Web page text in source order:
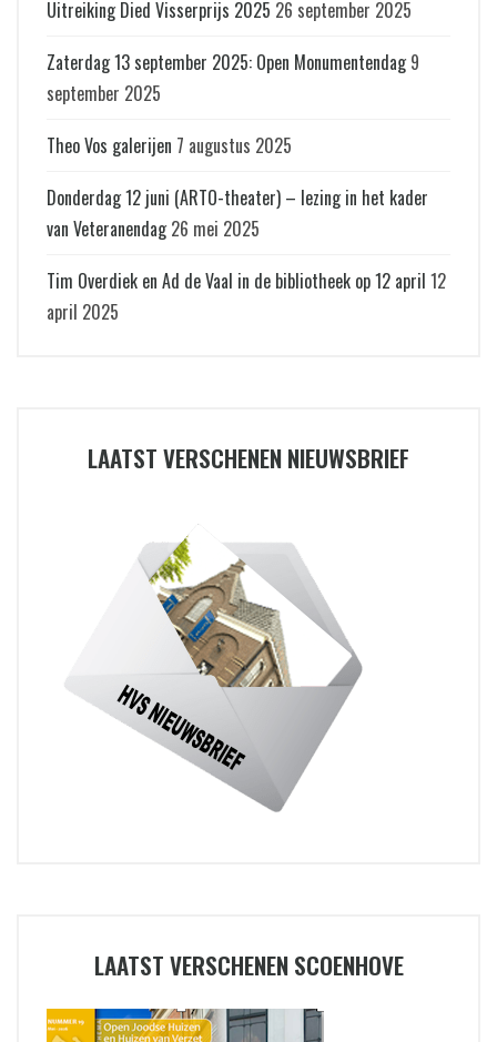
Uitreiking Died Visserprijs 2025 26 september 2025
Zaterdag 13 september 2025: Open Monumentendag 9
september 2025
Theo Vos galerijen 7 augustus 2025
Donderdag 12 juni (ARTO-theater) – lezing in het kader
van Veteranendag 26 mei 2025
Tim Overdiek en Ad de Vaal in de bibliotheek op 12 april 12
april 2025
LAATST VERSCHENEN NIEUWSBRIEF
LAATST VERSCHENEN SCOENHOVE